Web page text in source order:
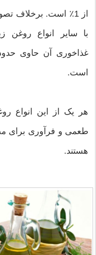
از 1٪ است. برخلاف
با سایر انواع روغن
است.
هر یک از این انواع
طعمی و فرآوری برای
هستند.